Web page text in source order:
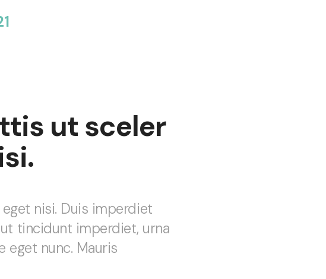
ut sceler
nisi. Duis imperdiet
tincidunt imperdiet, urna
eget nunc. Mauris